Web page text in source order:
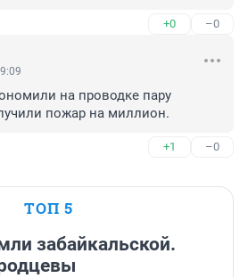
+0 –0
на проводке пару
пожар на миллион.
+1 –0
ТОП 5
забайкальской.